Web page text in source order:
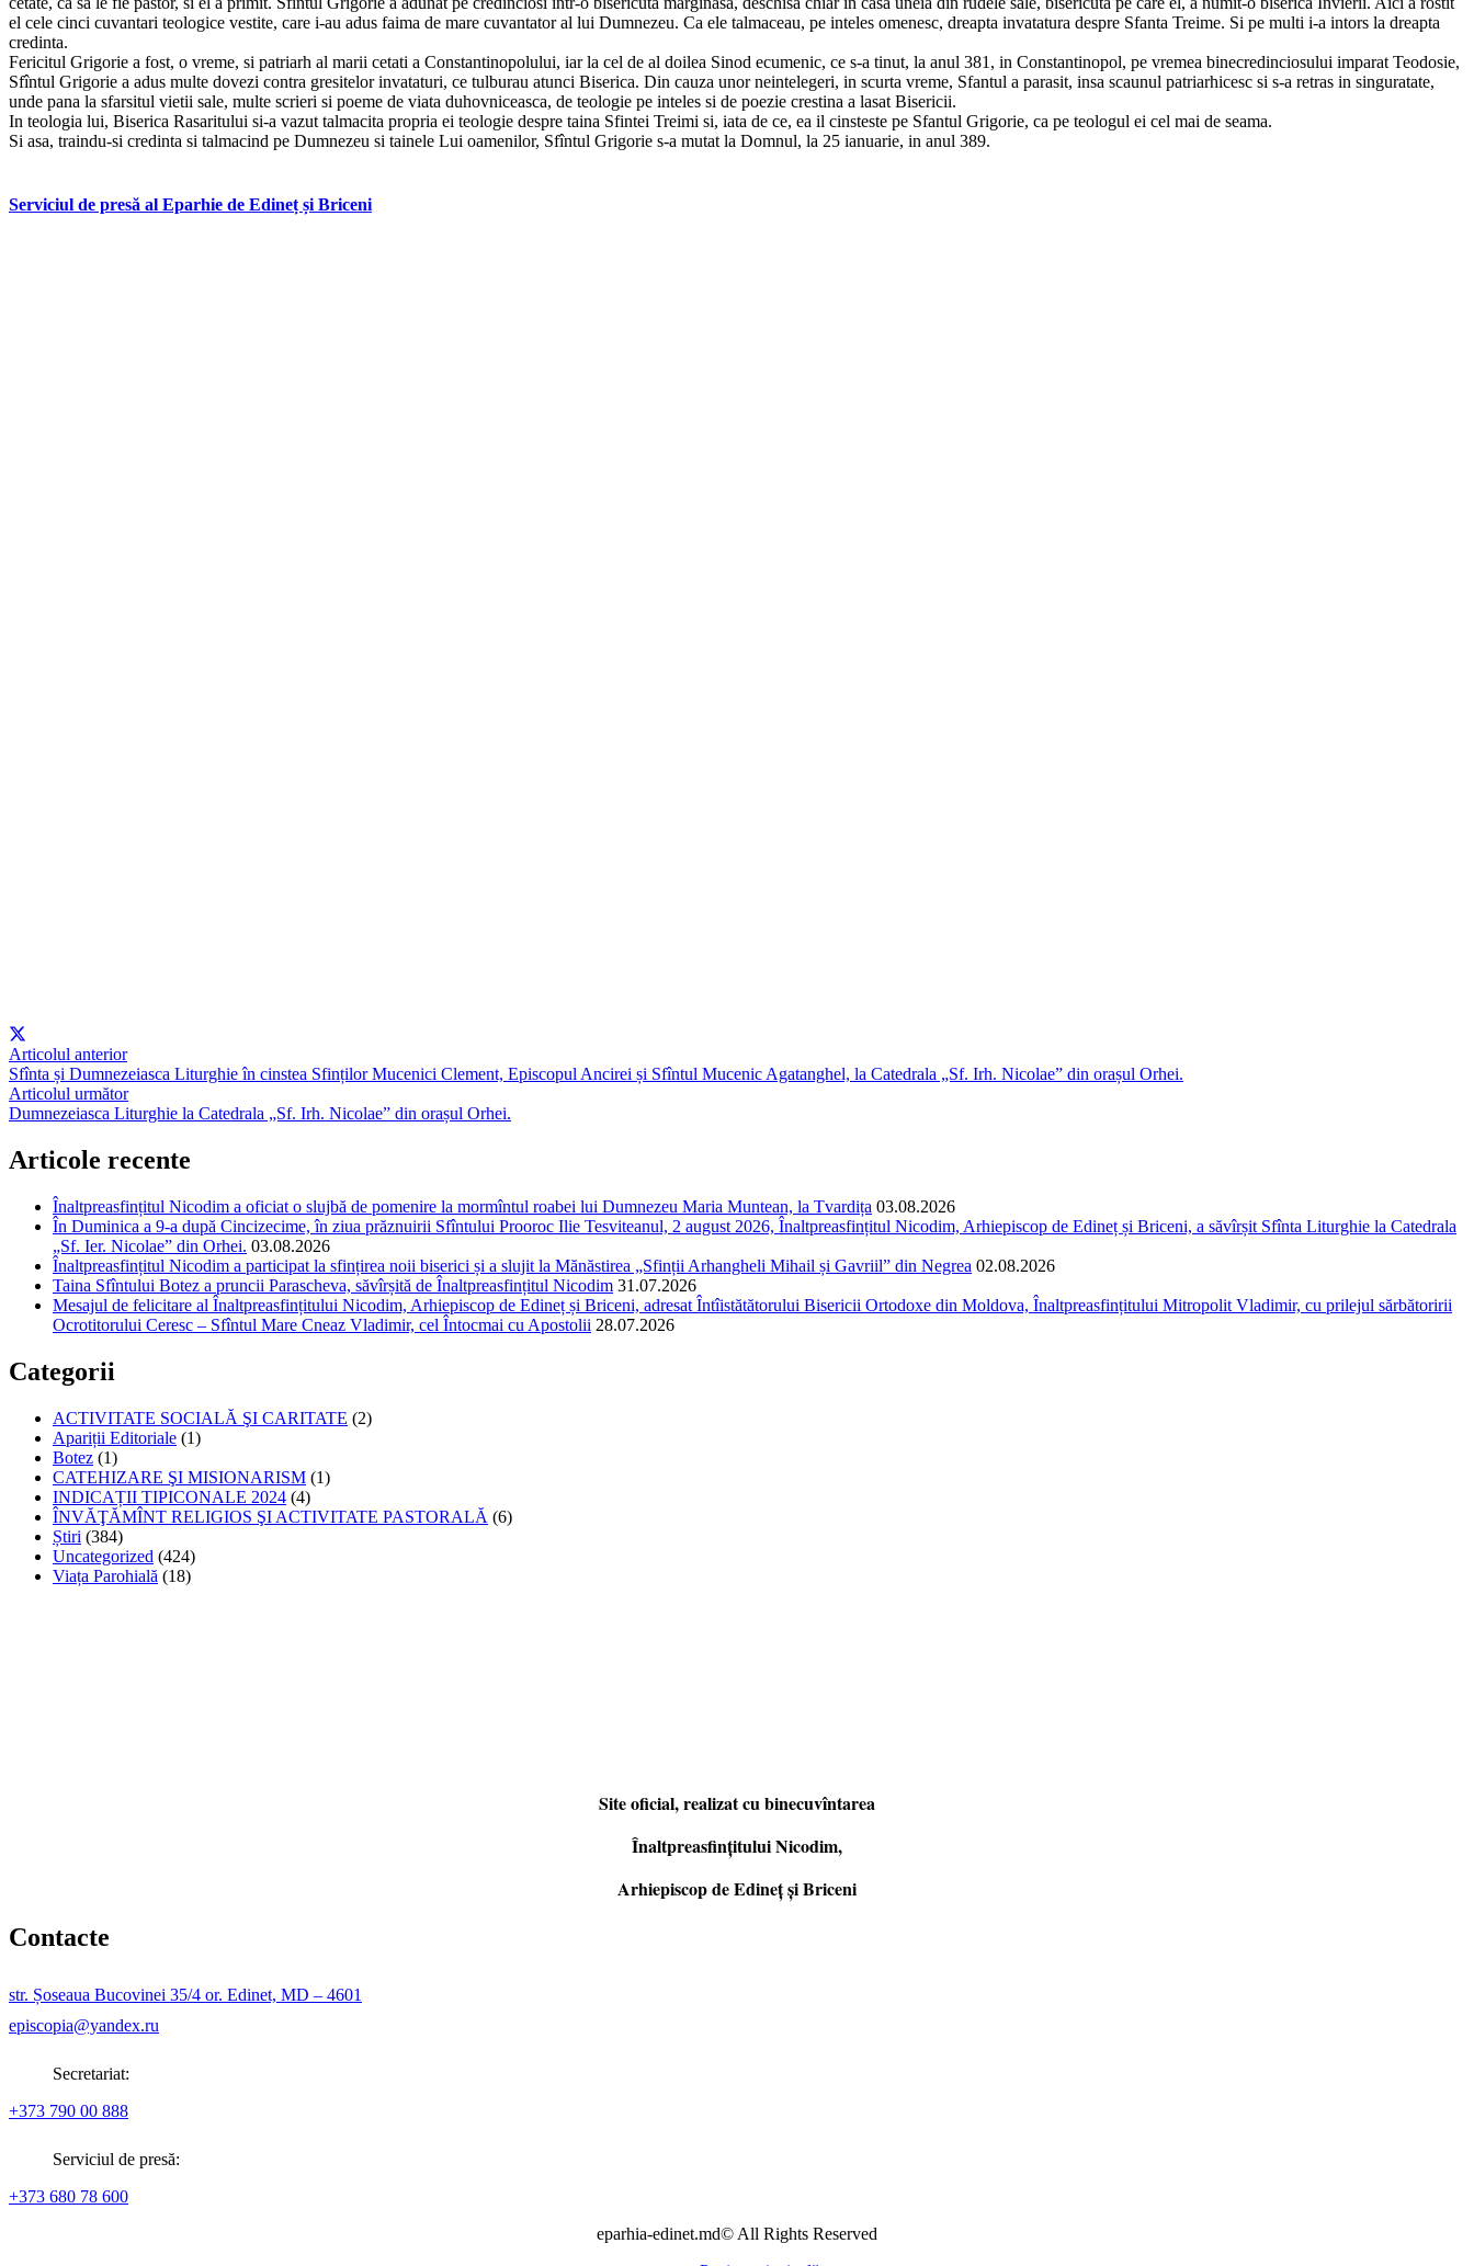
el cele cinci cuvantari teologice vestite, care i-au adus faima de mare cuvantator al lui Dumnezeu. Ca ele talmaceau, pe inteles omenesc, dreapta invatatura despre Sfanta Treime. Si pe multi i-a intors la dreapta
credinta.
Fericitul Grigorie a fost, o vreme, si patriarh al marii cetati a Constantinopolului, iar la cel de al doilea Sinod ecumenic, ce s-a tinut, la anul 381, in Constantinopol, pe vremea binecredinciosului imparat Teodosie,
Sfîntul Grigorie a adus multe dovezi contra gresitelor invataturi, ce tulburau atunci Biserica. Din cauza unor neintelegeri, in scurta vreme, Sfantul a parasit, insa scaunul patriarhicesc si s-a retras in singuratate,
unde pana la sfarsitul vietii sale, multe scrieri si poeme de viata duhovniceasca, de teologie pe inteles si de poezie crestina a lasat Bisericii.
In teologia lui, Biserica Rasaritului si-a vazut talmacita propria ei teologie despre taina Sfintei Treimi si, iata de ce, ea il cinsteste pe Sfantul Grigorie, ca pe teologul ei cel mai de seama.
Si asa, traindu-si credinta si talmacind pe Dumnezeu si tainele Lui oamenilor, Sfîntul Grigorie s-a mutat la Domnul, la 25 ianuarie, in anul 389.
Serviciul de presă al Eparhie de Edineț și Briceni
Articolul anterior
Sfînta și Dumnezeiasca Liturghie în cinstea Sfinților Mucenici Clement, Episcopul Ancirei și Sfîntul Mucenic Agatanghel, la Catedrala „Sf. Irh. Nicolae” din orașul Orhei.
Articolul următor
Dumnezeiasca Liturghie la Catedrala „Sf. Irh. Nicolae” din orașul Orhei.
Articole recente
Înaltpreasfințitul Nicodim a oficiat o slujbă de pomenire la mormîntul roabei lui Dumnezeu Maria Muntean, la Tvardița 03.08.2026
În Duminica a 9-a după Cincizecime, în ziua prăznuirii Sfîntului Prooroc Ilie Tesviteanul, 2 august 2026, Înaltpreasfințitul Nicodim, Arhiepiscop de Edineț și Briceni, a săvîrșit Sfînta Liturghie la Catedrala
„Sf. Ier. Nicolae” din Orhei. 03.08.2026
Înaltpreasfințitul Nicodim a participat la sfințirea noii biserici și a slujit la Mănăstirea „Sfinții Arhangheli Mihail și Gavriil” din Negrea 02.08.2026
Taina Sfîntului Botez a pruncii Parascheva, săvîrșită de Înaltpreasfințitul Nicodim 31.07.2026
Mesajul de felicitare al Înaltpreasfințitului Nicodim, Arhiepiscop de Edineț și Briceni, adresat Întîistătătorului Bisericii Ortodoxe din Moldova, Înaltpreasfințitului Mitropolit Vladimir, cu prilejul sărbătoririi
Ocrotitorului Ceresc – Sfîntul Mare Cneaz Vladimir, cel Întocmai cu Apostolii 28.07.2026
Categorii
ACTIVITATE SOCIALĂ ŞI CARITATE (2)
Apariții Editoriale (1)
Botez (1)
CATEHIZARE ŞI MISIONARISM (1)
INDICAȚII TIPICONALE 2024 (4)
ÎNVĂŢĂMÎNT RELIGIOS ŞI ACTIVITATE PASTORALĂ (6)
Știri (384)
Uncategorized (424)
Viața Parohială (18)
Site oficial, realizat cu binecuvîntarea
Înaltpreasfințitului Nicodim,
Arhiepiscop de Edineţ şi Briceni
Contacte
str. Șoseaua Bucovinei 35/4 or. Edinet, MD – 4601
episcopia@yandex.ru
Secretariat:
+373 790 00 888
Serviciul de presă:
+373 680 78 600
eparhia-edinet.md© All Rights Reserved